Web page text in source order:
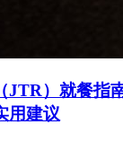
JTR）就餐指
用建议